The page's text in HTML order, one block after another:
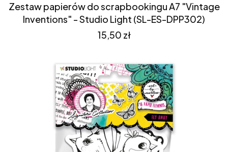
Zestaw papierów do scrapbookingu A7 "Vintage
Inventions" - Studio Light (SL-ES-DPP302)
Cena
15,50 zł